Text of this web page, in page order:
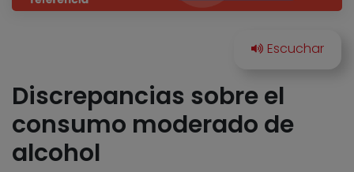
Discrepancias sobre el
consumo moderado de
alcohol